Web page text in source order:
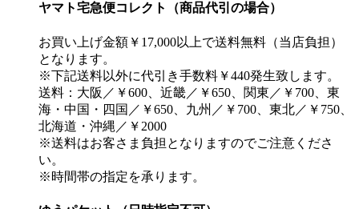
ヤマト宅急便コレクト（商品代引の場合）
お買い上げ金額￥17,000以上で送料無料（当店負担）
となります。
※下記送料以外に代引き手数料￥440発生致します。
送料：大阪／￥600、近畿／￥650、関東／￥700、東
海・中国・四国／￥650、九州／￥700、東北／￥750、
北海道・沖縄／￥2000
※送料はお客さま負担となりますのでご注意くださ
い。
※時間帯の指定を承ります。